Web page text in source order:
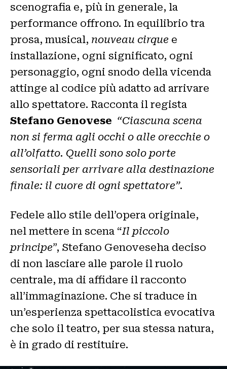
scenografia e, più in generale, la
performance offrono. In equilibrio tra
prosa, musical, nouveau cirque e
installazione, ogni significato, ogni
personaggio, ogni snodo della vicenda
attinge al codice più adatto ad arrivare
allo spettatore. Racconta il regista
Stefano Genovese “Ciascuna scena
non si ferma agli occhi o alle orecchie o
all’olfatto. Quelli sono solo porte
sensoriali per arrivare alla destinazione
finale: il cuore di ogni spettatore”.
Fedele allo stile dell’opera originale,
nel mettere in scena “Il piccolo
principe”, Stefano Genoveseha deciso
di non lasciare alle parole il ruolo
centrale, ma di affidare il racconto
all’immaginazione. Che si traduce in
un’esperienza spettacolistica evocativa
che solo il teatro, per sua stessa natura,
è in grado di restituire.